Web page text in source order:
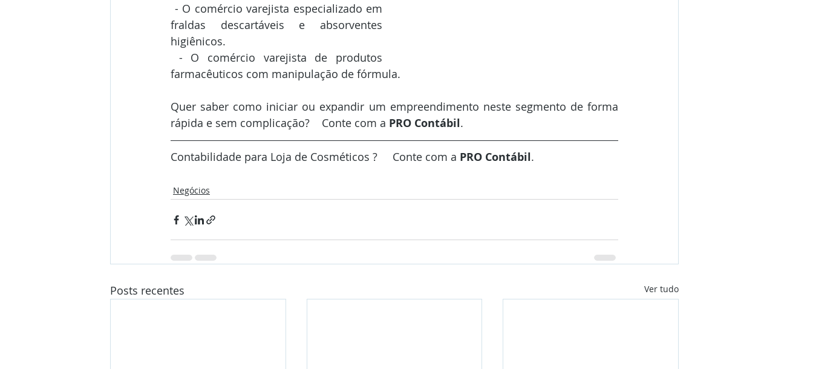
fraldas descartáveis e absorventes
higiênicos.
farmacêuticos com manipulação de fórmula.
Quer saber como iniciar ou expandir um empreendimento neste segmento de forma
rápida e sem complicação?    Conte com a PRO Contábil.
Contabilidade para Loja de Cosméticos ?     Conte com a PRO Contábil.
Negócios
Posts recentes Ver tudo